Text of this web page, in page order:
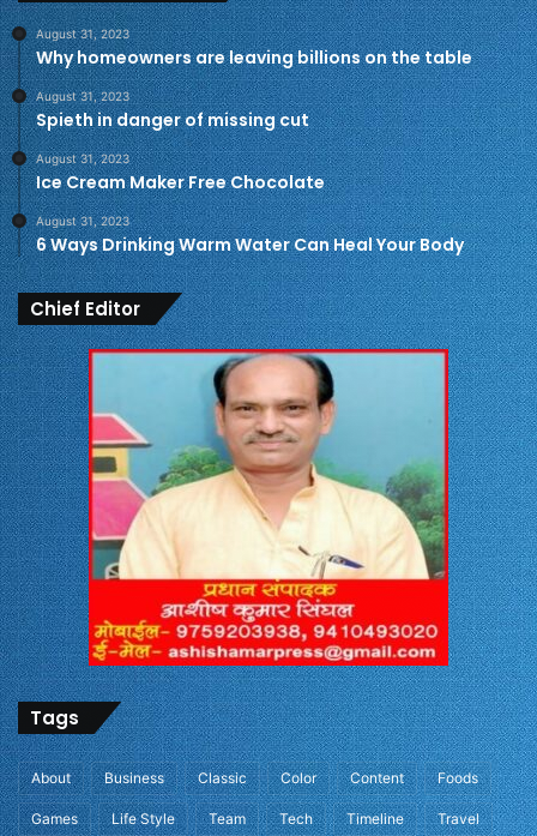
August 31, 2023
Why homeowners are leaving billions on the table
August 31, 2023
Spieth in danger of missing cut
August 31, 2023
Ice Cream Maker Free Chocolate
August 31, 2023
6 Ways Drinking Warm Water Can Heal Your Body
Chief Editor
Tags
About Business Classic Color Content Foods
Games Life Style Team Tech Timeline Travel